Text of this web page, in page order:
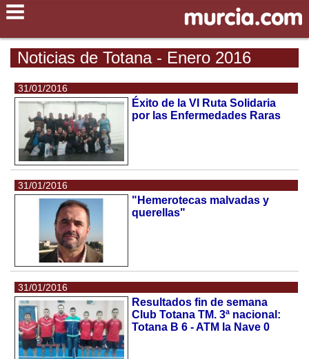
Noticias de Totana - Enero 2016
31/01/2016
Éxito de la VI Ruta Solidaria
por las Enfermedades Raras
31/01/2016
"Hemerotecas malvadas y
querellas"
31/01/2016
Resultados fin de semana
Club Totana TM. 3ª nacional:
Totana B 6 - ATM la Nave 0